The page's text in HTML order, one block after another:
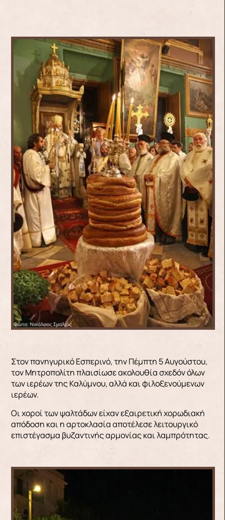
Στον πανηγυρικό Εσπερινό, την Πέμπτη 5 Αυγούστου,
τον Μητροπολίτη πλαισίωσε ακολουθία σχεδόν όλων
των ιερέων της Καλύμνου, αλλά και φιλοξενούμενων
ιερέων.
Οι χοροί των ψαλτάδων είχαν εξαιρετική χορωδιακή
απόδοση και η αρτοκλασία αποτέλεσε λειτουργικό
επιστέγασμα βυζαντινής αρμονίας και λαμπρότητας.